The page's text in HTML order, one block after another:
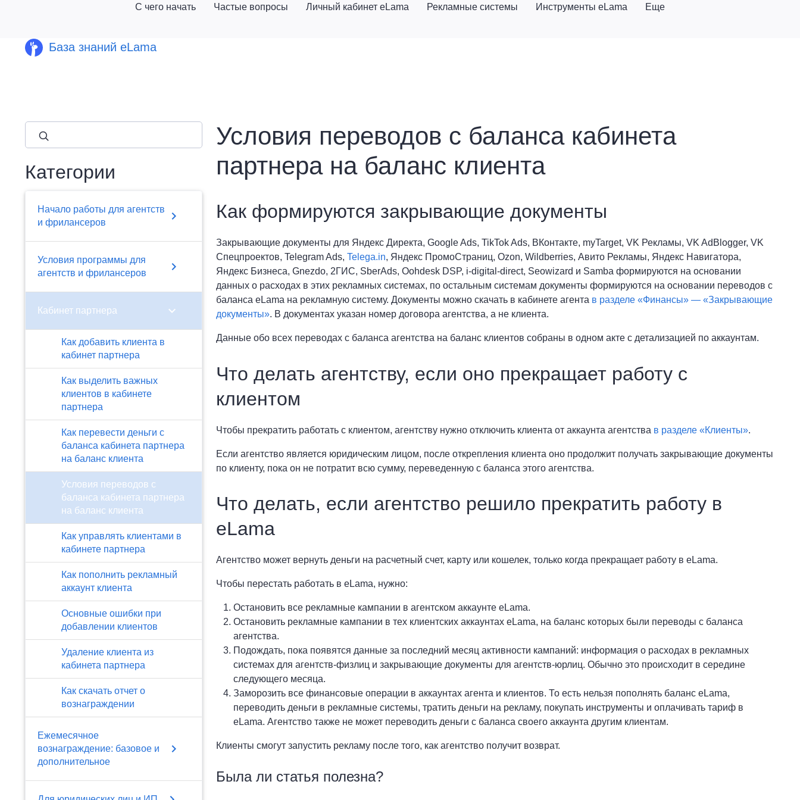
База знаний eLama
С чего начать Частые вопросы Личный кабинет eLama Рекламные системы Инструменты eLama Еще
Категории
Начало работы для агентств
и фрилансеров
chevron_right
Условия программы для
агентств и фрилансеров
chevron_right
Кабинет партнера chevron_right
Как добавить клиента в
кабинет партнера
Как выделить важных
клиентов в кабинете
партнера
Как перевести деньги с
баланса кабинета партнера
на баланс клиента
Условия переводов с
баланса кабинета партнера
на баланс клиента
Как управлять клиентами в
кабинете партнера
Как пополнить рекламный
аккаунт клиента
Основные ошибки при
добавлении клиентов
Удаление клиента из
кабинета партнера
Как скачать отчет о
вознаграждении
Ежемесячное
вознаграждение: базовое и
дополнительное
chevron_right
Условия переводов с баланса кабинета
партнера на баланс клиента
Как формируются закрывающие документы
Закрывающие документы для Яндекс Директа, Google Ads, TikTok Ads, ВКонтакте, myTarget, VK Рекламы, VK AdBlogger, VK
Спецпроектов, Telegram Ads, Telega.in, Яндекс ПромоСтраниц, Ozon, Wildberries, Авито Рекламы, Яндекс Навигатора,
Яндекс Бизнеса, Gnezdo, 2ГИС, SberAds, Oohdesk DSP, i-digital-direct, Seowizard и Samba формируются на основании
данных о расходах в этих рекламных системах, по остальным системам документы формируются на основании переводов с
баланса eLama на рекламную систему. Документы можно скачать в кабинете агента в разделе «Финансы» — «Закрывающие
документы». В документах указан номер договора агентства, а не клиента.
Данные обо всех переводах с баланса агентства на баланс клиентов собраны в одном акте с детализацией по аккаунтам.
Что делать агентству, если оно прекращает работу с
клиентом
Чтобы прекратить работать с клиентом, агентству нужно отключить клиента от аккаунта агентства в разделе «Клиенты».
Если агентство является юридическим лицом, после открепления клиента оно продолжит получать закрывающие документы
по клиенту, пока он не потратит всю сумму, переведенную с баланса этого агентства.
Что делать, если агентство решило прекратить работу в
eLama
Агентство может вернуть деньги на расчетный счет, карту или кошелек, только когда прекращает работу в eLama.
Чтобы перестать работать в eLama, нужно:
Остановить все рекламные кампании в агентском аккаунте eLama.
Остановить рекламные кампании в тех клиентских аккаунтах eLama, на баланс которых были переводы с баланса
агентства.
Подождать, пока появятся данные за последний месяц активности кампаний: информация о расходах в рекламных
системах для агентств-физлиц и закрывающие документы для агентств-юрлиц. Обычно это происходит в середине
следующего месяца.
Заморозить все финансовые операции в аккаунтах агента и клиентов. То есть нельзя пополнять баланс eLama,
переводить деньги в рекламные системы, тратить деньги на рекламу, покупать инструменты и оплачивать тариф в
eLama. Агентство также не может переводить деньги с баланса своего аккаунта другим клиентам.
Клиенты смогут запустить рекламу после того, как агентство получит возврат.
Была ли статья полезна?